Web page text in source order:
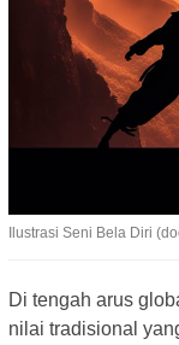
Ilustrasi Seni Bela Diri
Di tengah arus
nilai tradisional